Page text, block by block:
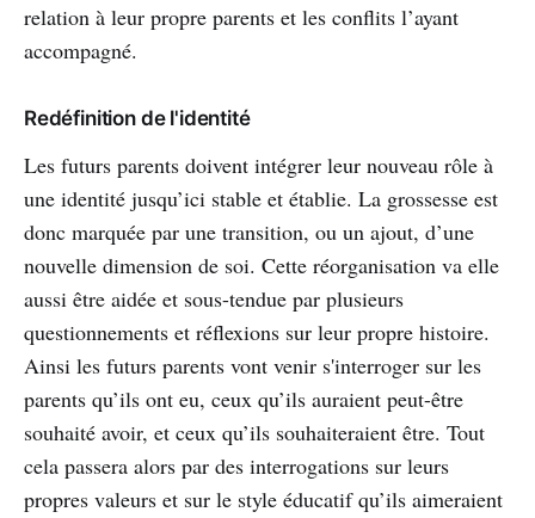
relation à leur propre parents et les conflits l’ayant
accompagné.
Redéfinition de l'identité
Les futurs parents doivent intégrer leur nouveau rôle à
une identité jusqu’ici stable et établie. La grossesse est
donc marquée par une transition, ou un ajout, d’une
nouvelle dimension de soi. Cette réorganisation va elle
aussi être aidée et sous-tendue par plusieurs
questionnements et réflexions sur leur propre histoire.
Ainsi les futurs parents vont venir s'interroger sur les
parents qu’ils ont eu, ceux qu’ils auraient peut-être
souhaité avoir, et ceux qu’ils souhaiteraient être. Tout
cela passera alors par des interrogations sur leurs
propres valeurs et sur le style éducatif qu’ils aimeraient